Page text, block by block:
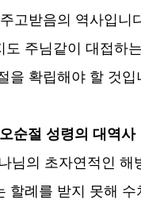
고받음의 역사입니
도 주님같이 대접하
을 확립해야 할 것입
순절 성령의 대역사
님의 초자연적인 해
할례를 받지 못해